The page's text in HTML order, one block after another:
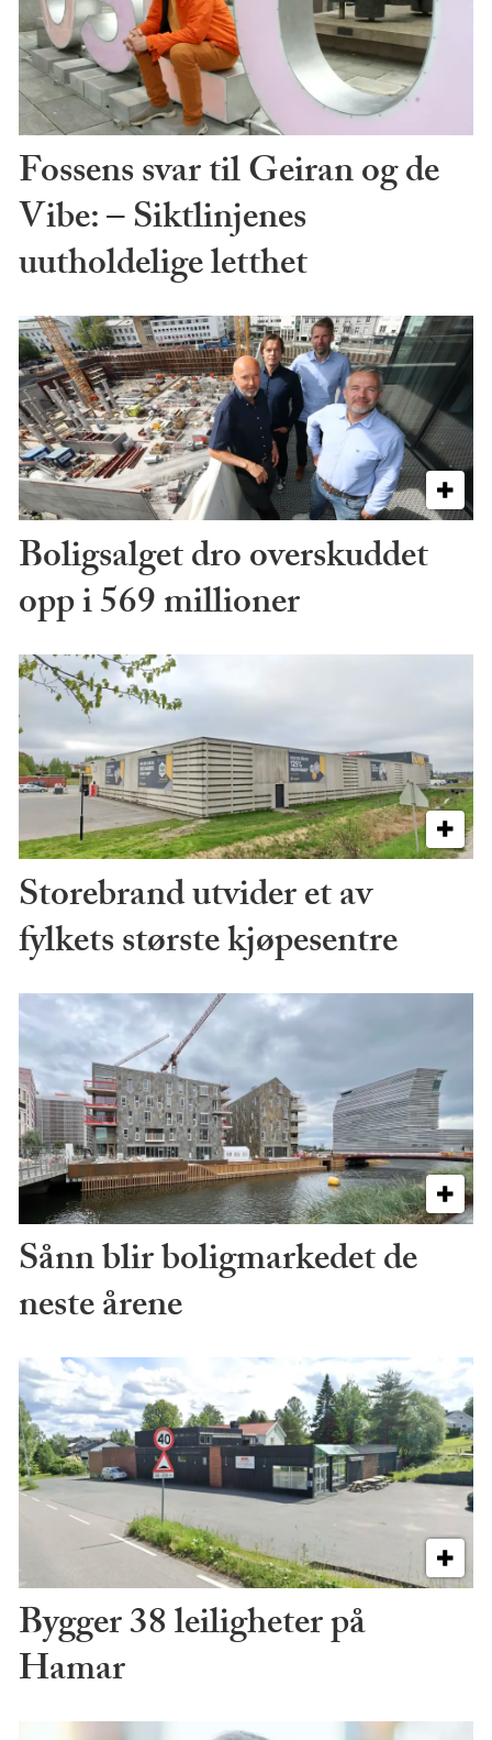
Fossens svar til Geiran og de
Vibe: – Siktlinjenes
uutholdelige letthet
Boligsalget dro overskuddet
opp i 569 millioner
Storebrand utvider et av
fylkets største kjøpesentre
Sånn blir boligmarkedet de
neste årene
Bygger 38 leiligheter på
Hamar